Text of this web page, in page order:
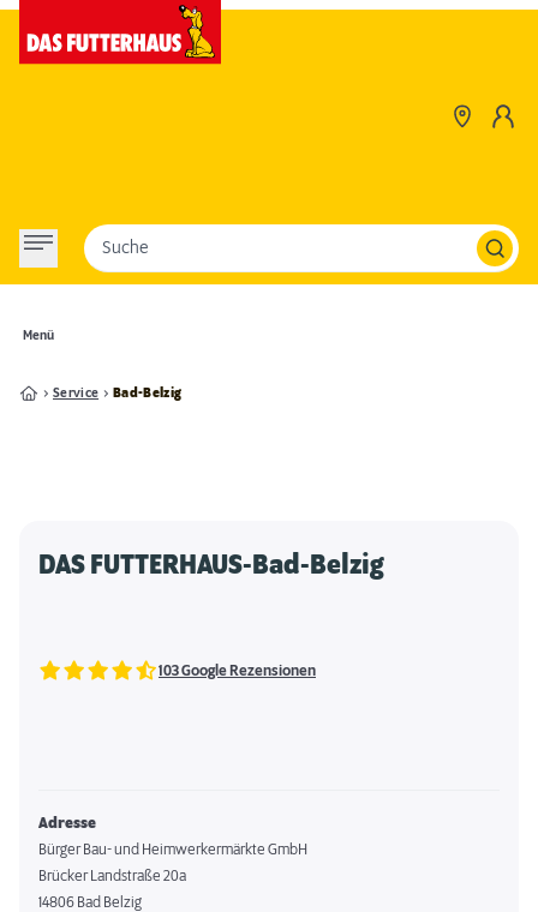
Menü
Suche
Service Bad-Belzig
DAS FUTTERHAUS-Bad-Belzig
103 Google Rezensionen
Adresse
Bürger Bau- und Heimwerkermärkte GmbH
Brücker Landstraße 20a
14806 Bad Belzig